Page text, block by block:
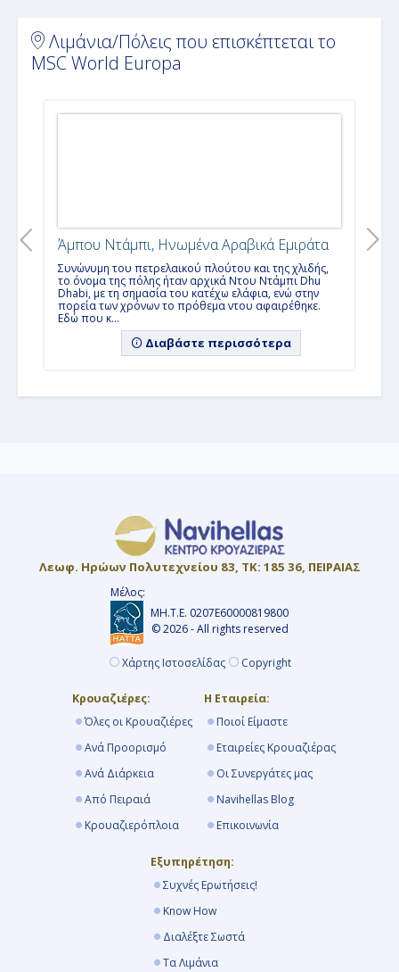
Ηνωμένα Αραβικά Εμιράτα - Μπαχρέιν - Κατάρ
Η Απόλυτη Χλιδή στα Αραβικά Εμιράτα - Από
7ήμερηκρουαζιέρα με τοMSC World Europa σε
Ελλάδα - Ιταλία - Μάλτα - Γαλλία
Ιταλία, Γαλλία, Ισπανία & Μάλτα από Γένοβα
(26MSC506)
7ήμερηκρουαζιέρα με τοMSC World Europa σε
Ιταλία - Μάλτα - Ισπανία - Γαλλία
7ήμερηκρουαζιέρα με τοMSC World Europa
Λιμάνια/Πόλεις που επισκέπτεται το
MSC World Europa
Άμπου Ντάμπι, Ηνωμένα Αραβικά Εμιράτα
Συνώνυμη του πετρελαικού πλούτου και της χλιδής,
το όνομα της πόλης ήταν αρχικά Ντου Ντάμπι Dhu
Dhabi, με τη σημασία του κατέχω ελάφια, ενώ στην
πορεία των χρόνων το πρόθεμα ντου αφαιρέθηκε.
Εδώ που κ...
Διαβάστε περισσότερα
Λεωφ. Ηρώων Πολυτεχνείου 83, ΤΚ: 185 36, ΠΕΙΡΑΙΑΣ
Μέλος:
ΜΗ.Τ.Ε. 0207Ε60000819800
© 2026 - All rights reserved
Χάρτης Ιστοσελίδας Copyright
Κρουαζιέρες:
Όλες οι Κρουαζιέρες
Ανά Προορισμό
Ανά Διάρκεια
Από Πειραιά
Κρουαζιερόπλοια
Η Εταιρεία:
Ποιοί Είμαστε
Εταιρείες Κρουαζιέρας
Οι Συνεργάτες μας
Navihellas Blog
Επικοινωνία
Εξυπηρέτηση:
Συχνές Ερωτήσεις!
Know How
Διαλέξτε Σωστά
Τα Λιμάνια